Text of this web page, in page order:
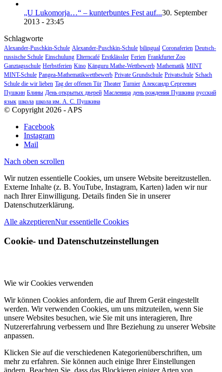
„U Lukomorja…“ – kunterbuntes Fest auf...30. September
2013 - 23:45
Schlagworte
Alexander-Puschkin-Schule Alexander-Puschkin-Schule bilingual Coronaferien Deutsch-
russische Schule Einschulung Elterncafé Erstklässler Ferien Frankfurter Zoo
Ganztagsschule Herbstferien Kino Känguru Mathe-Wettbewerb Mathematik MINT
MINT-Schule Pangea-Mathematikwettbewerb Private Grundschule Privatschule Schach
Schule die wir lieben Tag der offenen Tür Theater Turnier Александр Сергеевич
Пушкин Блины День открытых дверей Масленица день рождения Пушкина русский
язык школа школа им. А. С. Пушкина
© Copyright 2026 - APS
Facebook
Instagram
Mail
Nach oben scrollen
Wir nutzen essentielle Cookies, um unsere Website bereitzustellen.
Externe Inhalte (z. B. YouTube, Instagram, Karten) laden wir nur
nach Ihrer Einwilligung. Details finden Sie in unserer
Datenschutzerklärung.
Alle akzeptierenNur essentielle Cookies
Cookie- und Datenschutzeinstellungen
Wie wir Cookies verwenden
Wir können Cookies anfordern, die auf Ihrem Gerät eingestellt
werden. Wir verwenden Cookies, um uns mitzuteilen, wenn Sie
unsere Websites besuchen, wie Sie mit uns interagieren, Ihre
Nutzererfahrung verbessern und Ihre Beziehung zu unserer Website
anpassen.
Klicken Sie auf die verschiedenen Kategorienüberschriften, um
mehr zu erfahren. Sie können auch einige Ihrer Einstellungen
ändern. Beachten Sie, dass das Blockieren einiger Arten von